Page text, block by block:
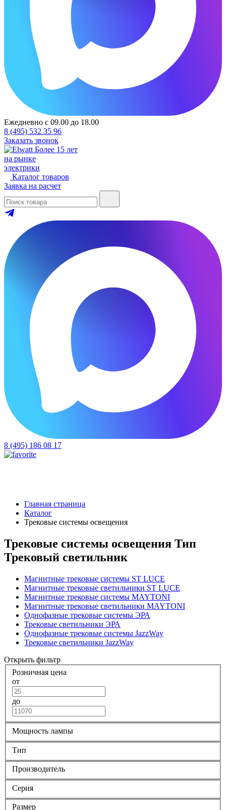
Ежедневно с 09.00 до 18.00
8 (495) 532 35 96
Заказать звонок
Более 15 лет
на рынке
электрики
Каталог товаров
Заявка на расчет
8 (495) 186 08 17
Главная страница
Каталог
Трековые системы освещения
Трековые системы освещения Тип
Трековый светильник
Магнитные трековые системы ST LUCE
Магнитные трековые светильники ST LUCE
Магнитные трековые системы MAYTONI
Магнитные трековые светильники MAYTONI
Однофазные трековые системы ЭРА
Трековые светильники ЭРА
Однофазные трековые системы JazzWay
Трековые светильники JazzWay
Открыть фильтр
Розничная цена
от
до
Мощность лампы
Тип
Производитель
Серия
Размер